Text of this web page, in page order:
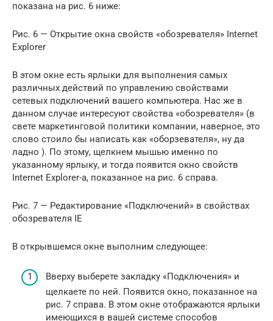
показана на рис. 6 ниже:
Рис. 6 — Открытие окна свойств «обозревателя» Internet
Explorer
В этом окне есть ярлыки для выполнения самых
различных действий по управлению свойствами
сетевых подключений вашего компьютера. Нас же в
данном случае интересуют свойства «обозревателя» (в
свете маркетинговой политики компании, наверное, это
слово стоило бы написать как «оборзевателя», ну да
ладно ). По этому, щелкнем мышью именно по
указанному ярлыку, и тогда появится окно свойств
Internet Explorer-а, показанное на рис. 6 справа.
Рис. 7 — Редактирование «Подключений» в свойствах
обозревателя IE
В открывшемся окне выполним следующее:
Вверху выберете закладку «Подключения» и
щелкаете по ней. Появится окно, показанное на
рис. 7 справа. В этом окне отображаются ярлыки
имеющихся в вашей системе способов